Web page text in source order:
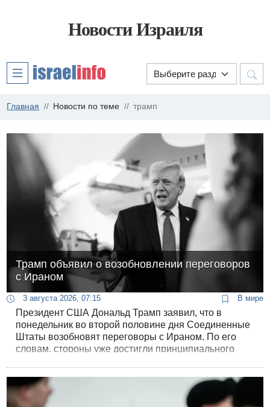
Новости Израиля
Главная Новости по теме трамп
Трамп объявил о возобновлении переговоров
с Ираном
3 августа 2026, 07:15 В мире
Президент США Дональд Трамп заявил, что в
понедельник во второй половине дня Соединенные
Штаты возобновят переговоры с Ираном. По его
словам, стороны уже достигли принципиального
этапом должно стать соглашение по иранской
ядерной программе.